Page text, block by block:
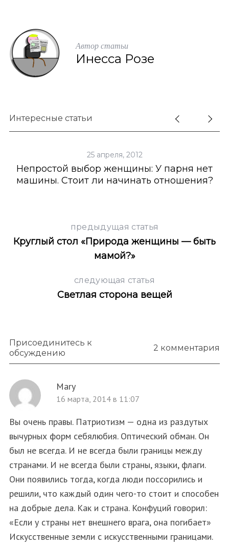
Автор статьи
Инесса Розе
Интересные статьи
25 апреля, 2012
Непростой выбор женщины: У парня нет
машины. Стоит ли начинать отношения?
предыдущая статья
Круглый стол «Природа женщины — быть
мамой?»
следующая статья
Светлая сторона вещей
Присоединитесь к
обсуждению
2 комментария
Mary
16 марта, 2014 в 11:07
Вы очень правы. Патриотизм — одна из раздутых
вычурных форм себялюбия. Оптический обман. Он
был не всегда. И не всегда были границы между
странами. И не всегда были страны, языки, флаги.
Они появились тогда, когда люди поссорились и
решили, что каждый один чего-то стоит и способен
на добрые дела. Как и страна. Конфуций говорил:
«Если у страны нет внешнего врага, она погибает»
Искусственные земли с искусственными границами.
a
r
c
f
r
: